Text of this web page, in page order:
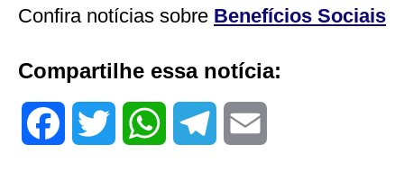
Confira notícias sobre Benefícios Sociais
Compartilhe essa notícia: